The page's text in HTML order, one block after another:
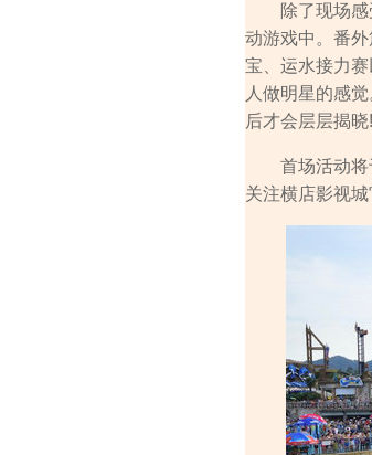
除了现场感受
动游戏中。番
宝、运水接力
人做明星的感
后才会层层揭晓!
首场活动将于
关注横店影视